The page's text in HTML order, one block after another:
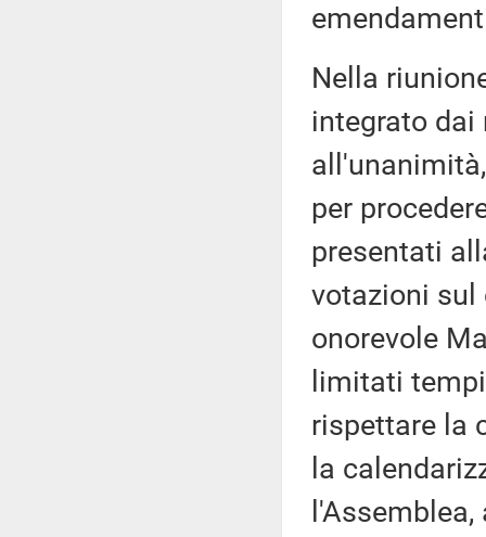
Nella
integrato dai
per
presentati
votazioni sul
onorevole
limitati
rispettare la
la